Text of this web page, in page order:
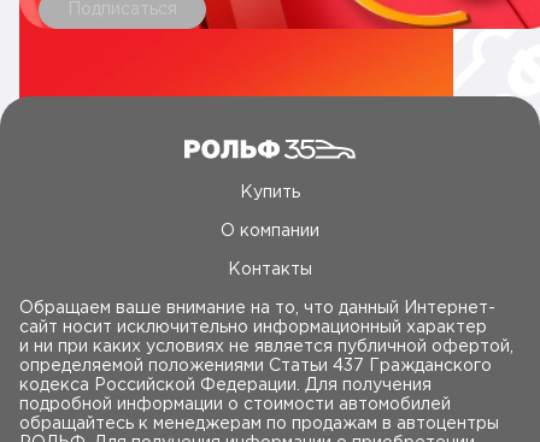
Подписаться
Купить
О компании
Контакты
Обращаем ваше внимание на то, что данный Интернет-
сайт носит исключительно информационный характер
и ни при каких условиях не является публичной офертой,
определяемой положениями Статьи 437 Гражданского
кодекса Российской Федерации. Для получения
подробной информации о стоимости автомобилей
обращайтесь к менеджерам по продажам в автоцентры